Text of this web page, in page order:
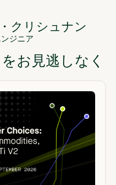
クリシュナン
ジニア
お見逃しなく